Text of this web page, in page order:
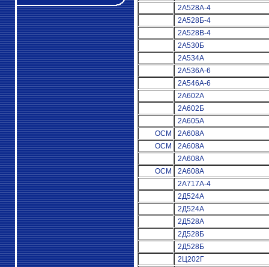
2А528А-4
2А528Б-4
2А528В-4
2А530Б
2А534А
2А536А-6
2А546А-6
2А602А
2А602Б
2А605А
ОСМ
2А608А
ОСМ
2А608А
2А608А
ОСМ
2А608А
2А717А-4
2Д524А
2Д524А
2Д528А
2Д528Б
2Д528Б
2Ц202Г